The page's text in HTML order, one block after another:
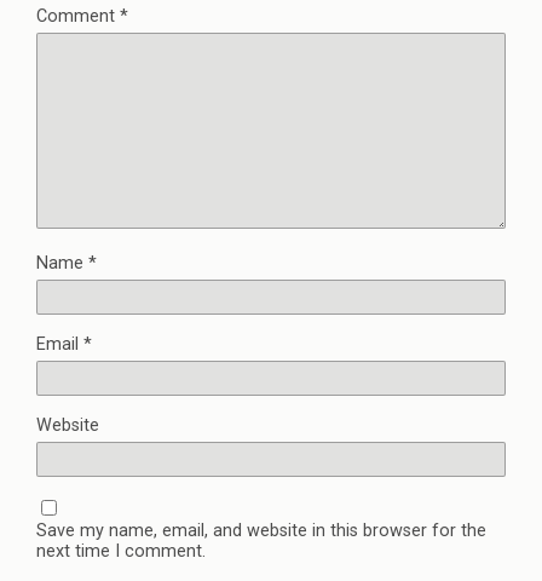
Comment *
Name *
Email *
Website
Save my name, email, and website in this browser for the
next time I comment.